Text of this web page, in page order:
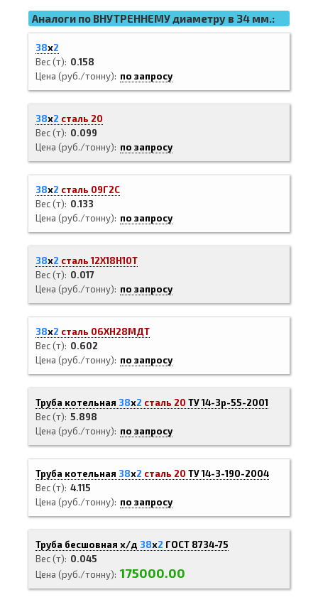
Аналоги по ВНУТРЕННЕМУ диаметру в 34 мм.:
38х2
Вес (т)
0.158
Цена (руб./тонну)
по запросу
38х2 сталь 20
Вес (т)
0.099
Цена (руб./тонну)
по запросу
38х2 сталь 09Г2С
Вес (т)
0.133
Цена (руб./тонну)
по запросу
38х2 сталь 12Х18Н10Т
Вес (т)
0.017
Цена (руб./тонну)
по запросу
38х2 сталь 06ХН28МДТ
Вес (т)
0.602
Цена (руб./тонну)
по запросу
Труба котельная 38х2 сталь 20 ТУ 14-3р-55-2001
Вес (т) 5.898
Цена (руб./тонну)
по запросу
Труба котельная 38х2 сталь 20 ТУ 14-3-190-2004
Вес (т) 4.115
Цена (руб./тонну)
по запросу
Труба бесшовная х/д 38х2 ГОСТ 8734-75
Вес (т)
0.045
Цена (руб./тонну) 175000.00